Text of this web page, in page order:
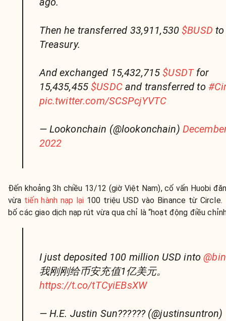
Then he transferred 33,911,530$BUSD to
Treasury.
And exchanged 15,432,715$USDTfor
15,435,455$USDCand transferred to
pic.twitter.com/SCSPcjYVTC
— Lookonchain (@lookonchain)
2022
Đến khoảng 3h chiều 13/12 (giờ Việt Nam), cố vấn Huobi
vừa tiến hành nạp lại 100 triệu USD vào Binance từ Circle.
bố các giao dịch nạp rút vừa qua chỉ là “hoạt động điều
I just deposited 100 million USD into
我刚刚给币安充值1亿美元。
https://t.co/tTCyiEBsXW
— H.E. Justin Sun?????? (@justinsuntron)